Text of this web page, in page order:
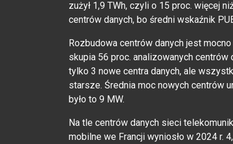
zużył 1,9 TWh, czyli o 15 proc. więcej
centrów danych, bo średni wskaźnik
Rozbudowa centrów danych jest
skupia 56 proc. analizowanych
tylko 3 nowe centra danych, ale
starsze. Średnia moc nowych centrów
było to 9 MW.
Na tle centrów danych sieci
mobilne we Francji wyniosło w 2024 r.